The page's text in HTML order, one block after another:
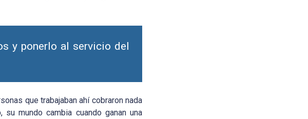
y ponerlo al servicio del
que trabajaban ahí cobraron nada
mundo cambia cuando ganan una